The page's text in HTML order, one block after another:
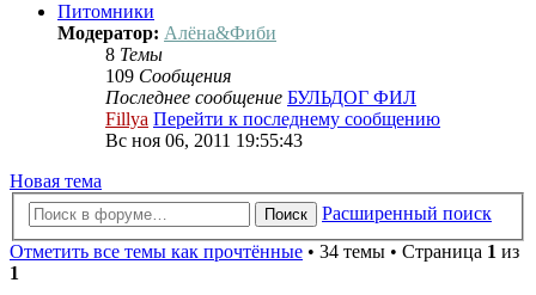
Питомники
Модератор: Алёна&Фиби
8 Темы
109 Сообщения
Последнее сообщение БУЛЬДОГ ФИЛ
Fillya Перейти к последнему сообщению
Вс ноя 06, 2011 19:55:43
Новая тема
Поиск
Расширенный поиск
Отметить все темы как прочтённые • 34 темы • Страница 1 из
1